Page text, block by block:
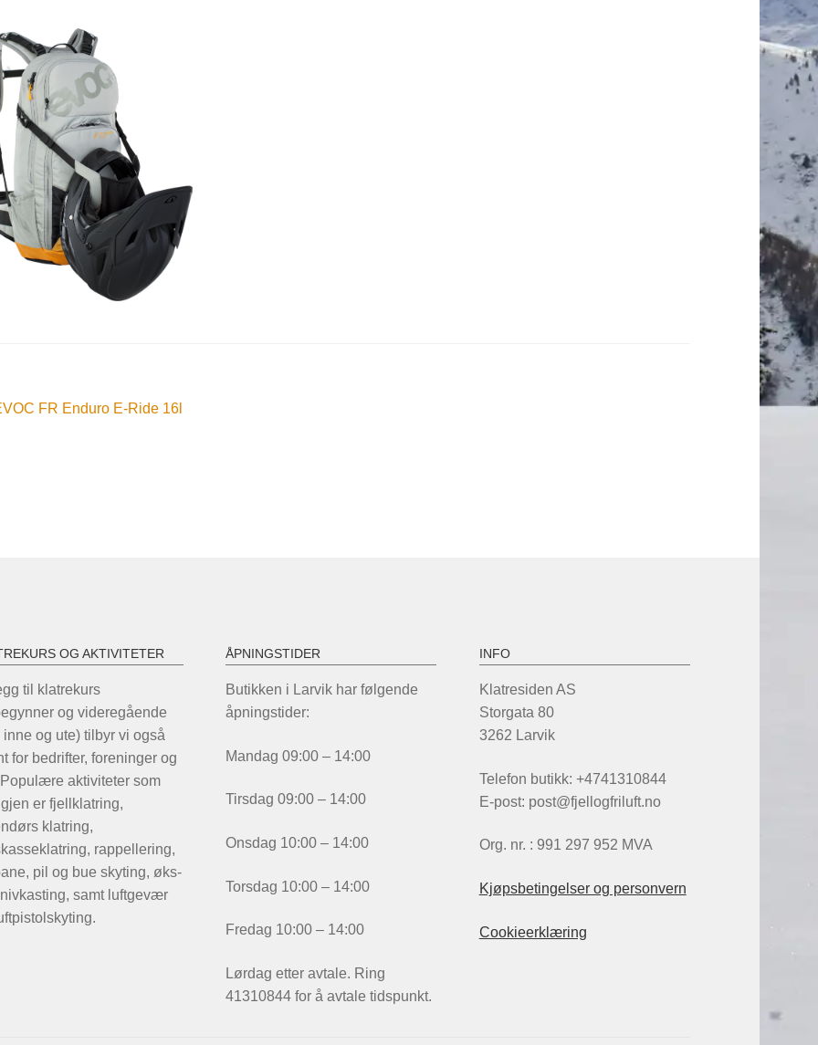
FR Enduro E-Ride 16l
OG AKTIVITETER
til klatrekurs
og videregående
inne og ute) tilbyr vi også
for bedrifter, foreninger og
Populære aktiviteter som
er fjellklatring,
klatring,
rappellering,
pil og bue skyting, øks-
samt luftgevær
ÅPNINGSTIDER
Butikken i Larvik har følgende
åpningstider:
Mandag 09:00 – 14:00
Tirsdag 09:00 – 14:00
Onsdag 10:00 – 14:00
Torsdag 10:00 – 14:00
Fredag 10:00 – 14:00
Lørdag etter avtale. Ring
41310844 for å avtale tidspunkt.
INFO
Klatresiden AS
Storgata 80
3262 Larvik
Telefon butikk: +4741310844
E-post: post@fjellogfriluft.no
Org. nr. : 991 297 952 MVA
Kjøpsbetingelser og personvern
Cookieerklæring